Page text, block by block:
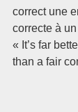
correct une
correcte à
« It’s far
than a fair